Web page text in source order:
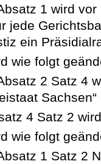
1 wird
jede
ein
wie folgt
2 Satz 4
4 Satz 2
wie folgt
1 Satz 2